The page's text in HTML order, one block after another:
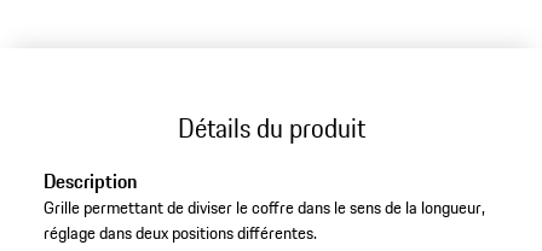
Détails du produit
Description
Grille permettant de diviser le coffre dans le sens de la longueur,
réglage dans deux positions différentes.